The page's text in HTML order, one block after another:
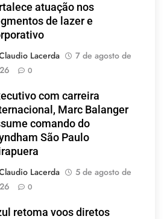
atuação nos
de lazer e
Lacerda
7 de agosto de
0
com carreira
Marc Balanger
comando do
São Paulo
Lacerda
5 de agosto de
0
retoma voos diretos